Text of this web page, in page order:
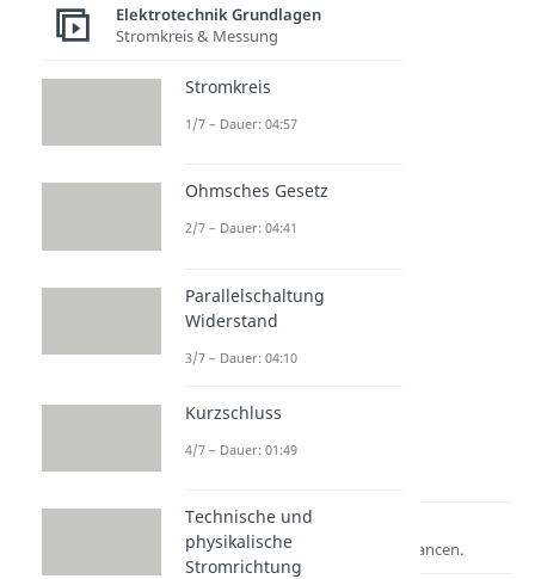
Dauer: 04:49
Lernen lohnt sich!
Entdecke hier deine Chancen.
Elektrotechnik Grundlagen
Stromkreis & Messung
Stromkreis
1/7 – Dauer: 04:57
Ohmsches Gesetz
2/7 – Dauer: 04:41
Parallelschaltung
Widerstand
3/7 – Dauer: 04:10
Kurzschluss
4/7 – Dauer: 01:49
Technische und
physikalische
Stromrichtung